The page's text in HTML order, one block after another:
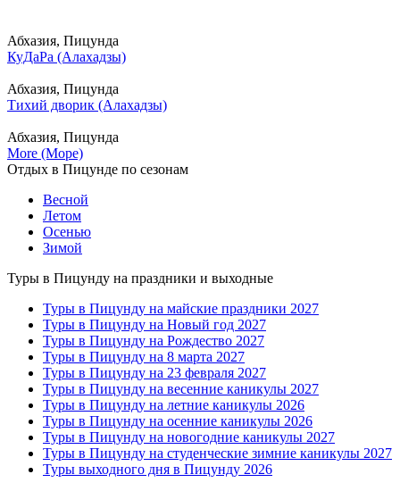
Абхазия, Пицунда
КуДаРа (Алахадзы)
Абхазия, Пицунда
Тихий дворик (Алахадзы)
Абхазия, Пицунда
More (Море)
Отдых в Пицунде по сезонам
Весной
Летом
Осенью
Зимой
Туры в Пицунду на праздники и выходные
Туры в Пицунду на майские праздники 2027
Туры в Пицунду на Новый год 2027
Туры в Пицунду на Рождество 2027
Туры в Пицунду на 8 марта 2027
Туры в Пицунду на 23 февраля 2027
Туры в Пицунду на весенние каникулы 2027
Туры в Пицунду на летние каникулы 2026
Туры в Пицунду на осенние каникулы 2026
Туры в Пицунду на новогодние каникулы 2027
Туры в Пицунду на студенческие зимние каникулы 2027
Туры выходного дня в Пицунду 2026